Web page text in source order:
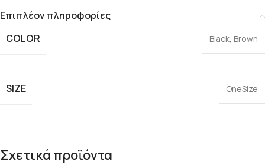
Επιπλέον πληροφορίες
COLOR
Black, Brown
SIZE OneSize
Σχετικά προϊόντα